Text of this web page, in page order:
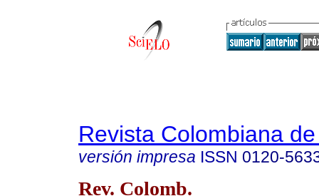
Revista Colombiana
versión impresa ISSN 0120-
Rev. Colomb.